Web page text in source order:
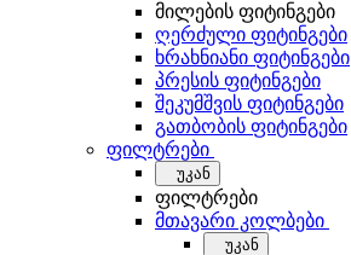
მილების ფიტინგები
ღერძული ფიტინგები
ხრახნიანი ფიტინგები
პრესის ფიტინგები
შეკუმშვის ფიტინგები
გათბობის ფიტინგები
ფილტრები
უკან
ფილტრები
მთავარი კოლბები
უკან